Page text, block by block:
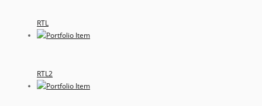
RTL
RTL2